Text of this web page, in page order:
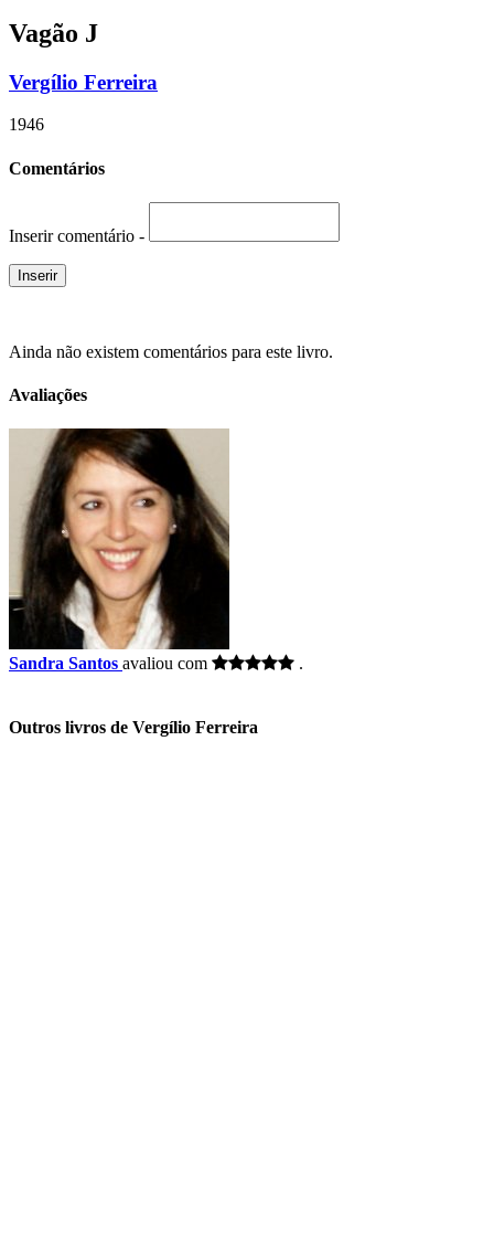
Vagão J
Vergílio Ferreira
1946
Comentários
Inserir comentário -
Ainda não existem comentários para este livro.
Avaliações
Sandra Santos avaliou com .
Outros livros de Vergílio Ferreira